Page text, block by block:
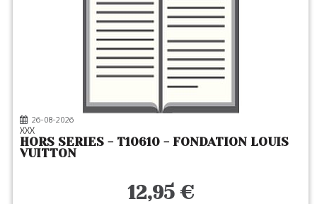
26-08-2026
XXX
HORS SERIES - T10610 - FONDATION LOUIS
VUITTON
12,95 €